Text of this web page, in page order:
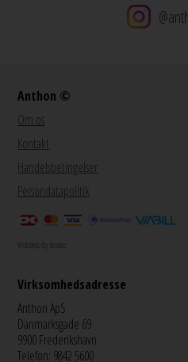
Anthon ©
Om os
Kontakt
Handelsbetingelser
Persondatapolitik
Webshop by Bewise
Virksomhedsadresse
Anthon ApS
Danmarksgade 69
9900 Frederikshavn
Telefon: 9842 5600